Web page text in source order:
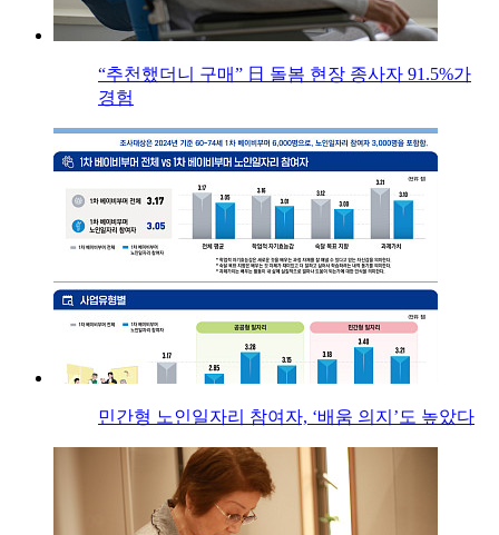
“추천했더니 구매” 日 돌봄 현장 종사자 91.5%가
경험
민간형 노인일자리 참여자, ‘배움 의지’도 높았다